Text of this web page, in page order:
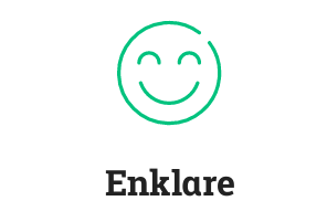
Enklare